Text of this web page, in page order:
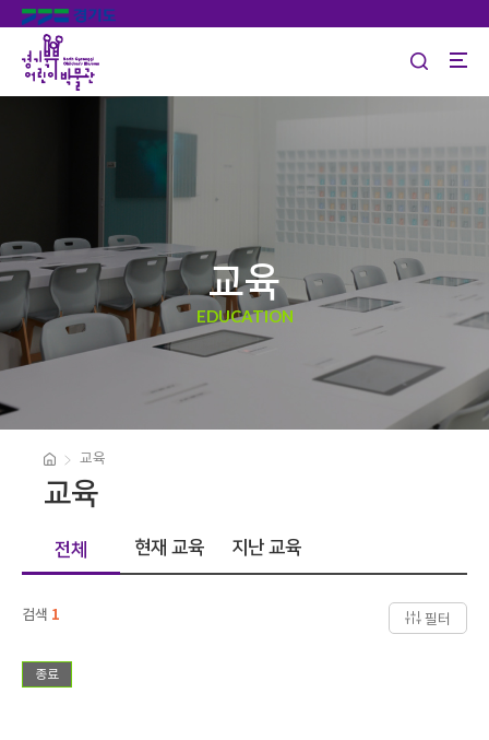
교육
EDUCATION
교육
교육
전체 현재 교육 지난 교육
검색 1 필터
종료